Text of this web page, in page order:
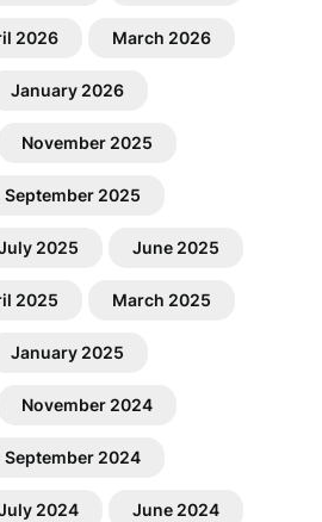
2026 March 2026
January 2026
November 2025
September 2025
2025 June 2025
2025 March 2025
January 2025
November 2024
September 2024
2024 June 2024